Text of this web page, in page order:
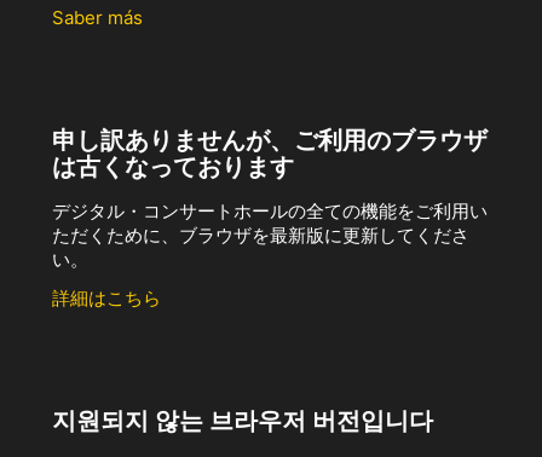
Saber más
申し訳ありませんが、ご利用のブラウザ
は古くなっております
デジタル・コンサートホールの全ての機能をご利用い
ただくために、ブラウザを最新版に更新してくださ
い。
詳細はこちら
지원되지 않는 브라우저 버전입니다